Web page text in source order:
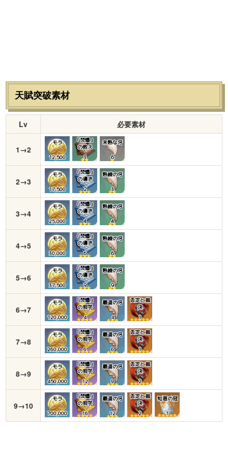
天賦突破素材
Lv 必要素材
1→2
モラ
12,500
「焚燼」
の教え
3
未熟な牙
６
2→3
モラ
17,500
「焚燼」
の導き
２
熟練の牙
３
3→4
モラ
25,000
「焚燼」
の導き
４
熟練の牙
４
4→5
モラ
30,000
「焚燼」
の導き
６
熟練の牙
６
5→6
モラ
37,500
「焚燼」
の導き
９
熟練の牙
９
6→7
モラ
120,000
「焚燼」
の哲学
4
覇道の牙
4
否定と裁
決
1
7→8
モラ
260,000
「焚燼」
の哲学
6
覇道の牙
6
否定と裁
決
1
8→9
モラ
450,000
「焚燼」
の哲学
12
覇道の牙
9
否定と裁
決
2
9→10
モラ
700,000
「焚燼」
の哲学
16
覇道の牙
12
否定と裁
決
2
知恵の冠
1